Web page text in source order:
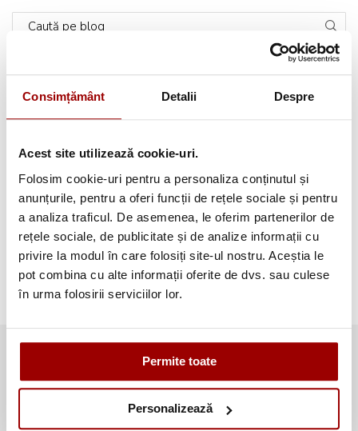
Consimțământ Detalii Despre
Acest site utilizează cookie-uri.
Folosim cookie-uri pentru a personaliza conținutul și
anunțurile, pentru a oferi funcții de rețele sociale și pentru
a analiza traficul. De asemenea, le oferim partenerilor de
rețele sociale, de publicitate și de analize informații cu
privire la modul în care folosiți site-ul nostru. Aceștia le
pot combina cu alte informații oferite de dvs. sau culese
în urma folosirii serviciilor lor.
Permite toate
Personalizează
Caută pe blog
Evenimente (66)
Broderii gratuite(103)
Abonează-te la newsletter și fii
mereu la curent cu noile produse și
oferte speciale!